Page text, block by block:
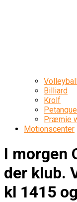
Billiard
Krolf
Petanque
Præmie
Motionscenter
I morgen
der klub.
kl 1415